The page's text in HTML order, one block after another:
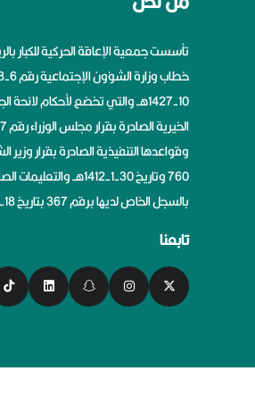
تأسست جمعية الإعاقة الحركية للكبار
10-1427هــ والتي تخضع لأحكام
وقواعدها التنفيذية الصادرة بقرار
760 وتاريخ 30-1-1412هــ
بالسجل الخاص لديها برقم 367 بتاريخ 18-7-1428هــ.
تابعنا